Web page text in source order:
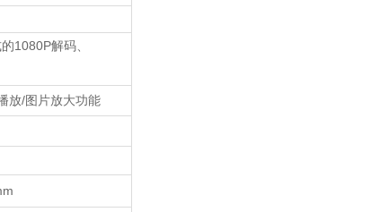
1080P解码、
放/图片放大功能